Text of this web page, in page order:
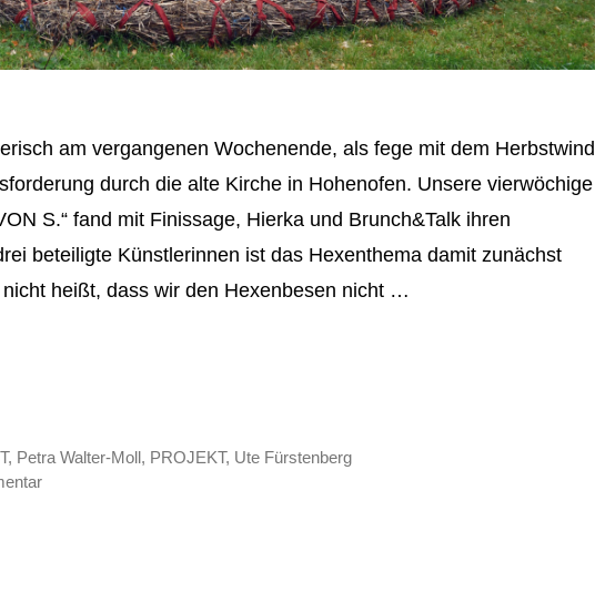
am vergangenen Wochenende, als fege mit dem Herbstwind
durch die alte Kirche in Hohenofen. Unsere vierwöchige
S.“ fand mit Finissage, Hierka und Brunch&Talk ihren
beteiligte Künstlerinnen ist das Hexenthema damit zunächst
heißt, dass wir den Hexenbesen nicht …
, Petra Walter-Moll, PROJEKT, Ute Fürstenberg